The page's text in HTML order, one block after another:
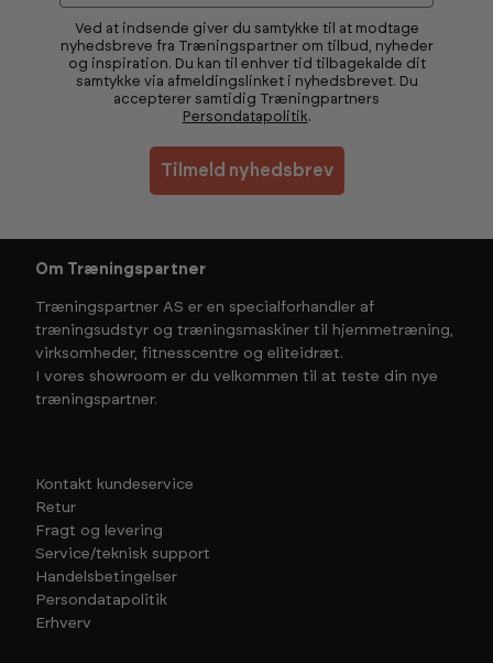
Ved at indsende giver du samtykke til at modtage
nyhedsbreve fra Træningspartner om tilbud, nyheder
og inspiration. Du kan til enhver tid tilbagekalde dit
samtykke via afmeldingslinket i nyhedsbrevet. Du
accepterer samtidig Træningpartners
Persondatapolitik.
Tilmeld nyhedsbrev
Om Træningspartner
Træningspartner AS er en specialforhandler af
træningsudstyr og træningsmaskiner til hjemmetræning,
virksomheder, fitnesscentre og eliteidræt.
I vores showroom er du velkommen til at teste din nye
træningspartner.
Kontakt kundeservice
Retur
Fragt og levering
Service/teknisk support
Handelsbetingelser
Persondatapolitik
Erhverv